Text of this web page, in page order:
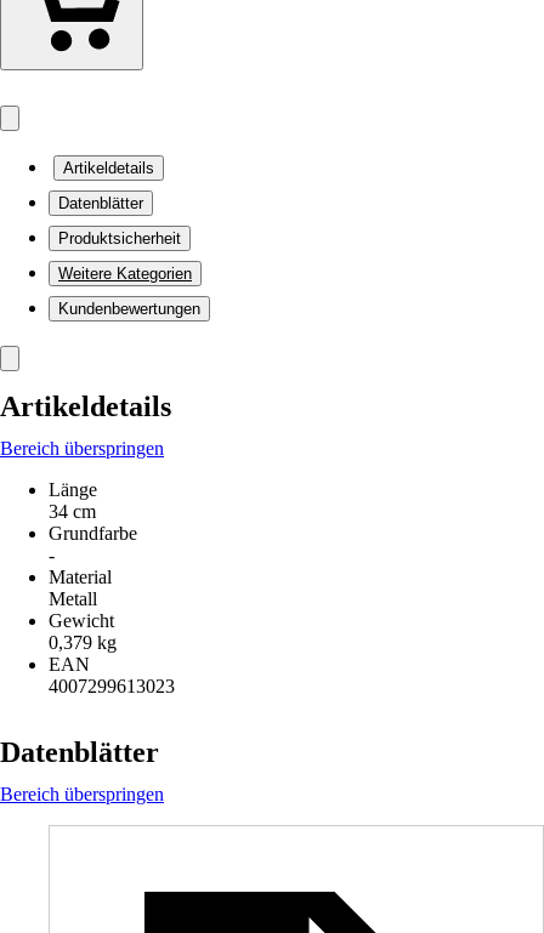
Artikeldetails
Datenblätter
Produktsicherheit
Weitere Kategorien
Kundenbewertungen
Artikeldetails
Bereich überspringen
Länge
34 cm
Grundfarbe
-
Material
Metall
Gewicht
0,379 kg
EAN
4007299613023
Datenblätter
Bereich überspringen